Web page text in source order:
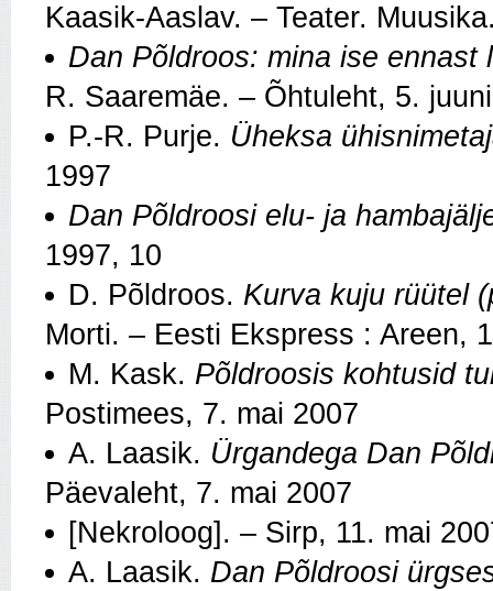
Kaasik-Aaslav. – Teater.
Dan Põldroos: mina ise
R. Saaremäe. – Õhtuleht, 5.
P.‑R. Purje. Üheksa
1997
Dan Põldroosi elu- ja
1997, 10
D. Põldroos. Kurva kuju rüütel
Morti. – Eesti Ekspress : Areen,
M. Kask. Põldroosis kohtusid
Postimees, 7. mai 2007
A. Laasik. Ürgandega Dan
Päevaleht, 7. mai 2007
[Nekroloog]. – Sirp, 11. mai
A. Laasik. Dan Põldroosi